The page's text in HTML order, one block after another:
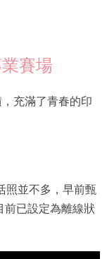
賽場
充滿了青春的印
照並不多，早前甄
前已設定為離線狀